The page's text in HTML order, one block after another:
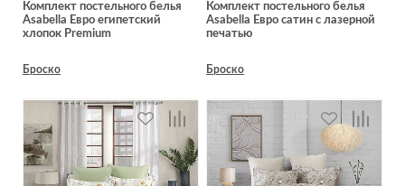
Комплект постельного белья
Asabella Евро египетский
хлопок Premium
Броско
Комплект постельного белья
Asabella Евро сатин с лазерной
печатью
Броско